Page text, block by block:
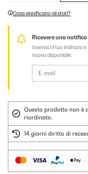
Cosa significano gli stati?
Ricevere una
Inserisci il tuo indirizzo
nuovo disponibile.
Questo prodotto non è
riordinato.
14 giorni diritto di